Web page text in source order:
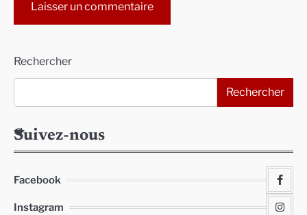
Rechercher
Rechercher
Suivez-nous
Facebook
Instagram